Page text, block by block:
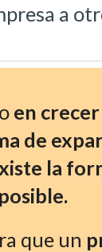
a
en
de
la
posible.
que un